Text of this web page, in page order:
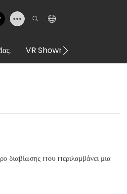
VR Showroom
διαβίωσης που περιλαμβάνει μια